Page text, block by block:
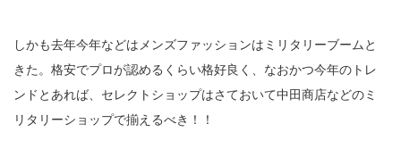
しかも去年今年などはメンズファッションはミリタリーブームと
きた。格安でプロが認めるくらい格好良く、なおかつ今年のトレ
ンドとあれば、セレクトショップはさておいて中田商店などのミ
リタリーショップで揃えるべき！！